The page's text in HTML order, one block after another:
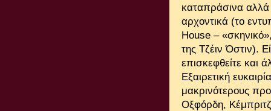
καταπράσινα
αρχοντικά (το
House –
της Τζέιν Όστιν).
επισκεφθείτε και
Εξαιρετική
μακρινότερους
Οξφόρδη,